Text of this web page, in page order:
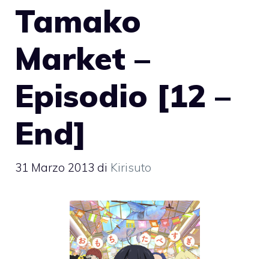
Tamako
Market –
Episodio [12 –
End]
31 Marzo 2013 di Kirisuto